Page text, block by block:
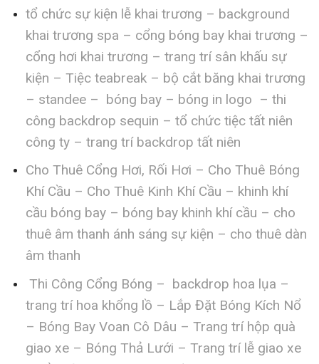
tổ chức sự kiện lễ khai trương – background
khai trương spa – cổng bóng bay khai trương –
cổng hơi khai trương – trang trí sân khấu sự
kiện – Tiệc teabreak – bộ cắt băng khai trương
– standee – bóng bay – bóng in logo – thi
công backdrop sequin – tổ chức tiệc tất niên
công ty – trang trí backdrop tất niên
Cho Thuê Cổng Hơi, Rối Hơi – Cho Thuê Bóng
Khí Cầu – Cho Thuê Kinh Khí Cầu – khinh khí
cầu bóng bay – bóng bay khinh khí cầu – cho
thuê âm thanh ánh sáng sự kiện – cho thuê dàn
âm thanh
Thi Công Cổng Bóng – backdrop hoa lụa –
trang trí hoa khổng lồ – Lắp Đặt Bóng Kích Nổ
– Bóng Bay Voan Cô Dâu – Trang trí hộp quà
giao xe – Bóng Thả Lưới – Trang trí lễ giao xe